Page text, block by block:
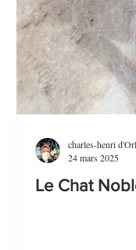
Le Chat
charles-henri
24 mars 2025